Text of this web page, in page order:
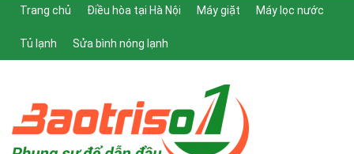
Trang chủ Điều hòa tại Hà Nội Máy giặt Máy lọc nước
Tủ lạnh Sửa bình nóng lạnh